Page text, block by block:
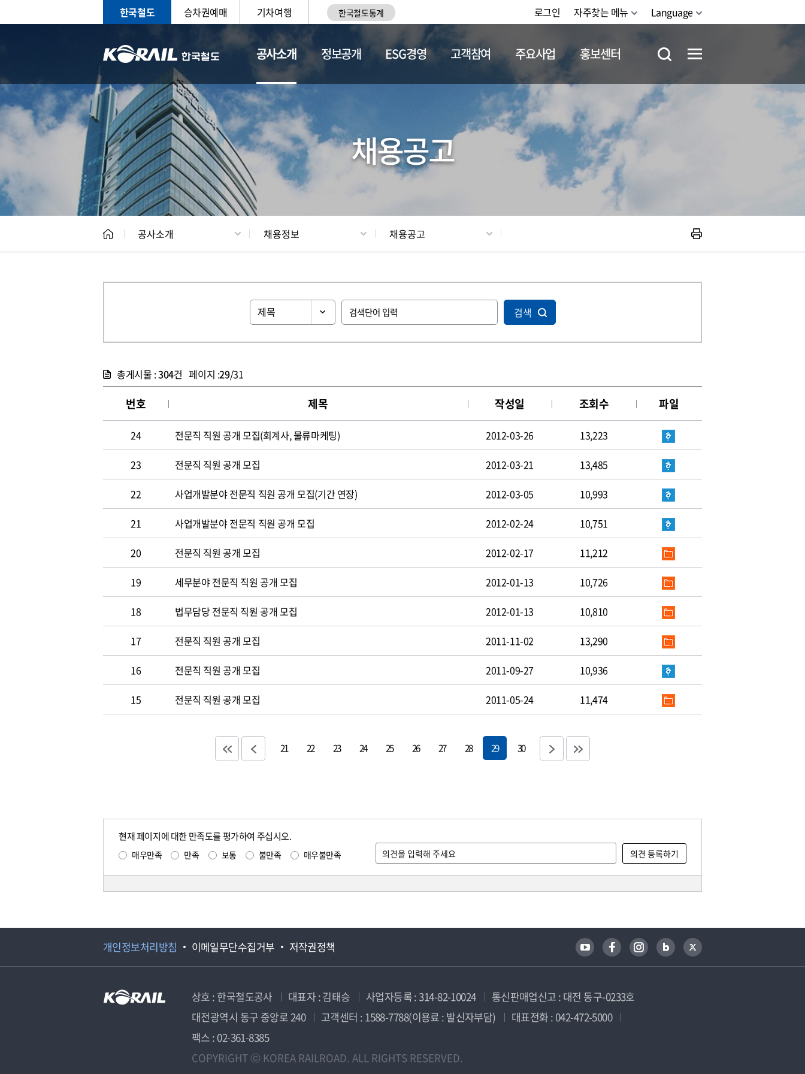
한국철도 승차권예매 기차여행 한국철도통계 로그인 자주찾는 메뉴 Language
공사소개
CEO 일반현황 채용정보
정보공개 ESG경영 고객참여 주요사업 홍보센터
채용공고
공사소개 채용정보 채용공고
검색
총게시물 :304건 페이지 :29/31
번호 제목 작성일 조회수 파일
24 전문직 직원 공개 모집(회계사, 물류마케팅) 2012-03-26 13,223
23 전문직 직원 공개 모집 2012-03-21 13,485
22 사업개발분야 전문직 직원 공개 모집(기간 연장) 2012-03-05 10,993
21 사업개발분야 전문직 직원 공개 모집 2012-02-24 10,751
20 전문직 직원 공개 모집 2012-02-17 11,212
19 세무분야 전문직 직원 공개 모집 2012-01-13 10,726
18 법무담당 전문직 직원 공개 모집 2012-01-13 10,810
17 전문직 직원 공개 모집 2011-11-02 13,290
16 전문직 직원 공개 모집 2011-09-27 10,936
15 전문직 직원 공개 모집 2011-05-24 11,474
21 22 23 24 25 26 27 28 29 30
현재 페이지에 대한 만족도를 평가하여 주십시오.
매우만족 만족 보통 불만족 매우불만족
개인정보처리방침 이메일무단수집거부 저작권정책
상호 : 한국철도공사 대표자 : 김태승 사업자등록 : 314-82-10024
통신판매업신고 : 대전 동구-0233호
대전광역시 동구 중앙로 240
고객센터 : 1588-7788(이용료 : 발신자부담)
대표전화 : 042-472-5000
팩스 : 02-361-8385
COPYRIGHT ⓒ KOREA RAILROAD. ALL RIGHTS RESERVED.